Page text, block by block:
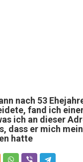
nach 53
fand ich
ich an dieser
dass er mich
hatte